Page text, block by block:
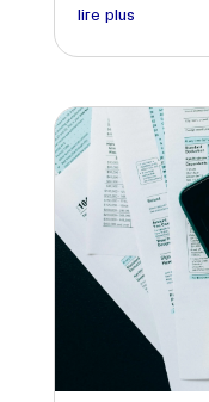
lire plus